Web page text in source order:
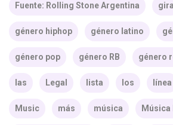
Fuente: Rolling Stone Argentina gira
género hiphop género latino
género pop género RB género
las Legal lista los línea
Music más música